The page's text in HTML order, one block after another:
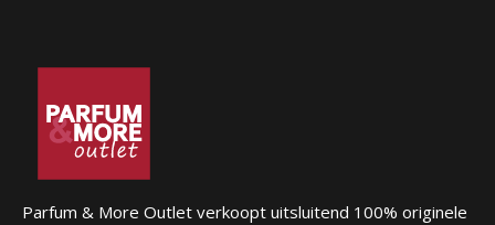
Parfum & More Outlet verkoopt uitsluitend 100% originele